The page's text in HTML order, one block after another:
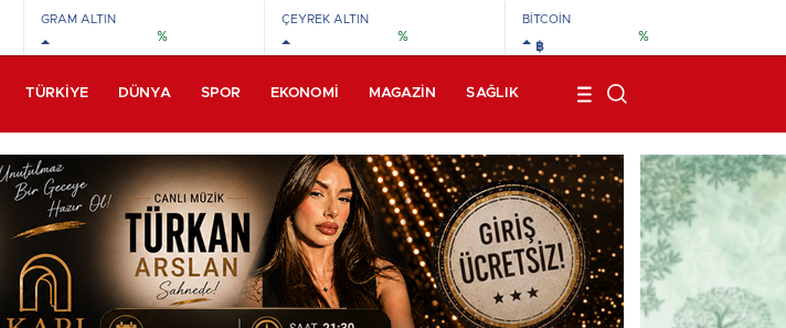
GRAM ALTIN
%
ÇEYREK ALTIN
%
BİTCOİN
฿
%
TÜRKIYE DÜNYA SPOR EKONOMI MAGAZIN SAĞLIK